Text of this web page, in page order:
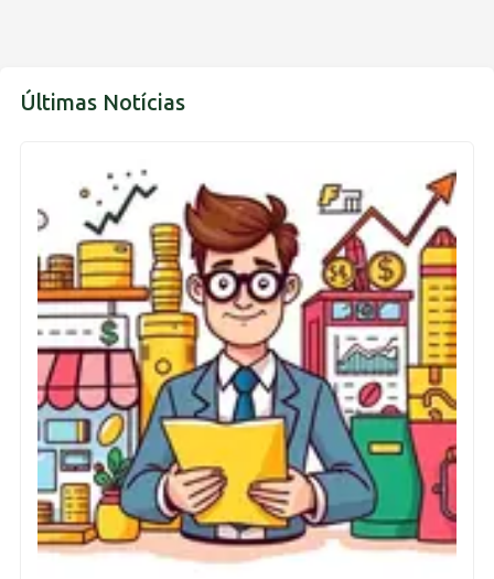
Últimas Notícias